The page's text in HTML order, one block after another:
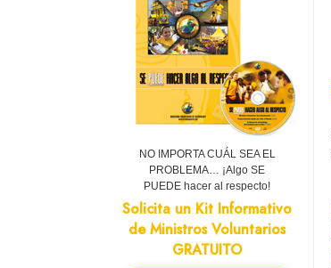
NO IMPORTA CUÁL SEA EL
PROBLEMA… ¡Algo SE
PUEDE hacer al respecto!
Solicita un Kit Informativo
de Ministros Voluntarios
GRATUITO